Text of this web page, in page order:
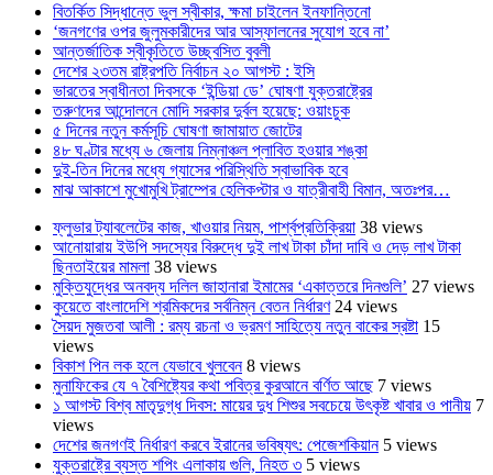
বিতর্কিত সিদ্ধান্তে ভুল স্বীকার, ক্ষমা চাইলেন ইনফান্তিনো
‘জনগণের ওপর জুলুমকারীদের আর আস্ফালনের সুযোগ হবে না’
আন্তর্জাতিক স্বীকৃতিতে উচ্ছ্বসিত বুবলী
দেশের ২৩তম রাষ্ট্রপতি নির্বাচন ২০ আগস্ট : ইসি
ভারতের স্বাধীনতা দিবসকে ‘ইন্ডিয়া ডে’ ঘোষণা যুক্তরাষ্ট্রের
তরুণদের আন্দোলনে মোদি সরকার দুর্বল হয়েছে: ওয়াংচুক
৫ দিনের নতুন কর্মসূচি ঘোষণা জামায়াত জোটের
৪৮ ঘণ্টার মধ্যে ৬ জেলায় নিম্নাঞ্চল প্লাবিত হওয়ার শঙ্কা
দুই-তিন দিনের মধ্যে গ্যাসের পরিস্থিতি স্বাভাবিক হবে
মাঝ আকাশে মুখোমুখি ট্রাম্পের হেলিকপ্টার ও যাত্রীবাহী বিমান, অতঃপর…
ফ্লুভার ট্যাবলেটের কাজ, খাওয়ার নিয়ম, পার্শ্বপ্রতিক্রিয়া 38 views
আনোয়ারায় ইউপি সদস্যের বিরুদ্ধে দুই লাখ টাকা চাঁদা দাবি ও দেড় লাখ টাকা
ছিনতাইয়ের মামলা 38 views
মুক্তিযুদ্ধের অনবদ্য দলিল জাহানারা ইমামের ‘একাত্তরে দিনগুলি’ 27 views
কুয়েতে বাংলাদেশি শ্রমিকদের সর্বনিম্ন বেতন নির্ধারণ 24 views
সৈয়দ মুজতবা আলী : রম্য রচনা ও ভ্রমণ সাহিত্যে নতুন বাকের স্রষ্টা 15
views
বিকাশ পিন লক হলে যেভাবে খুলবেন 8 views
মুনাফিকের যে ৭ বৈশিষ্ট্যের কথা পবিত্র কুরআনে বর্ণিত আছে 7 views
১ আগস্ট বিশ্ব মাতৃদুগ্ধ দিবস: মায়ের দুধ শিশুর সবচেয়ে উৎকৃষ্ট খাবার ও পানীয় 7
views
দেশের জনগণই নির্ধারণ করবে ইরানের ভবিষ্যৎ: পেজেশকিয়ান 5 views
যুক্তরাষ্ট্রে ব্যস্ত শপিং এলাকায় গুলি, নিহত ৩ 5 views